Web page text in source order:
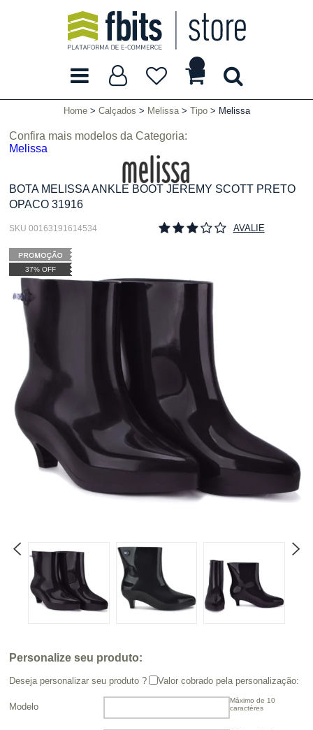
Home Calçados Melissa Tipo Melissa
37% OFF
BOTA MELISSA ANKLE BOOT JEREMY SCOTT PRETO
OPACO 31916
SKU 00163191614534 AVALIE
Personalize seu produto:
Deseja personalizar seu produto ?
Modelo
Máximo de 10
caractéres
Valor cobrado pela personalização:
Confira mais modelos da Categoria:
Melissa